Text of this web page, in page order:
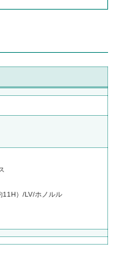
11H）/LV/ホノルル